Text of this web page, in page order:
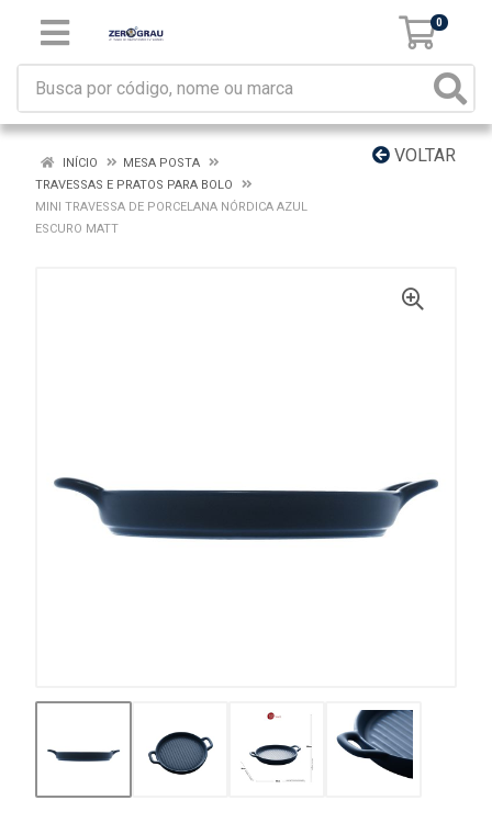
0
VOLTAR
INÍCIO
MESA POSTA
TRAVESSAS E PRATOS PARA BOLO
MINI TRAVESSA DE PORCELANA NÓRDICA AZUL
ESCURO MATT